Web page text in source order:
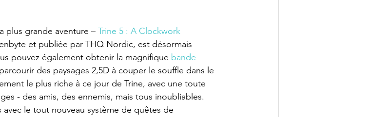
plus grande aventure – Trine 5 : A Clockwork
et publiée par THQ Nordic, est désormais
pouvez également obtenir la magnifique bande
des paysages 2,5D à couper le souffle dans le
le plus riche à ce jour de Trine, avec une toute
- des amis, des ennemis, mais tous inoubliables.
le tout nouveau système de quêtes de